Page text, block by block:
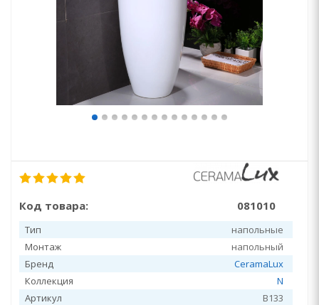
Код товара: 081010
Тип
напольные
Монтаж
напольный
Бренд
CeramaLux
Коллекция
N
Артикул
B133